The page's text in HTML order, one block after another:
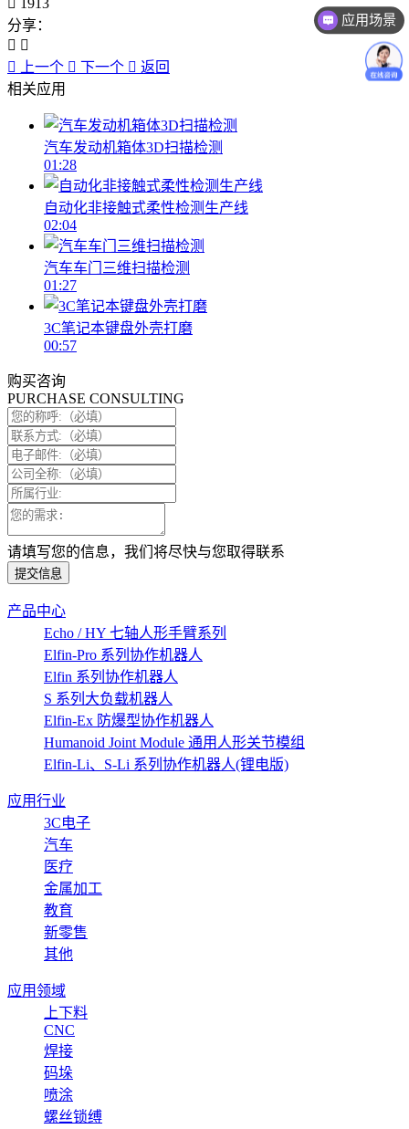
分享：
上一个 下一个
返回
相关应用
汽车发动机箱体3D扫描检测
01:28
自动化非接触式柔性检测生产线
02:04
汽车车门三维扫描检测
01:27
3C笔记本键盘外壳打磨
00:57
购买咨询
PURCHASE CONSULTING
请填写您的信息，我们将尽快与您取得联系
提交信息
产品中心
Echo / HY 七轴人形手臂系列
Elfin-Pro 系列协作机器人
Elfin 系列协作机器人
S 系列大负载机器人
Elfin-Ex 防爆型协作机器人
Humanoid Joint Module 通用人形关节模组
Elfin-Li、S-Li 系列协作机器人(锂电版)
应用行业
3C电子
汽车
医疗
金属加工
教育
新零售
其他
应用领域
上下料
CNC
焊接
码垛
喷涂
螺丝锁缚
应用场景